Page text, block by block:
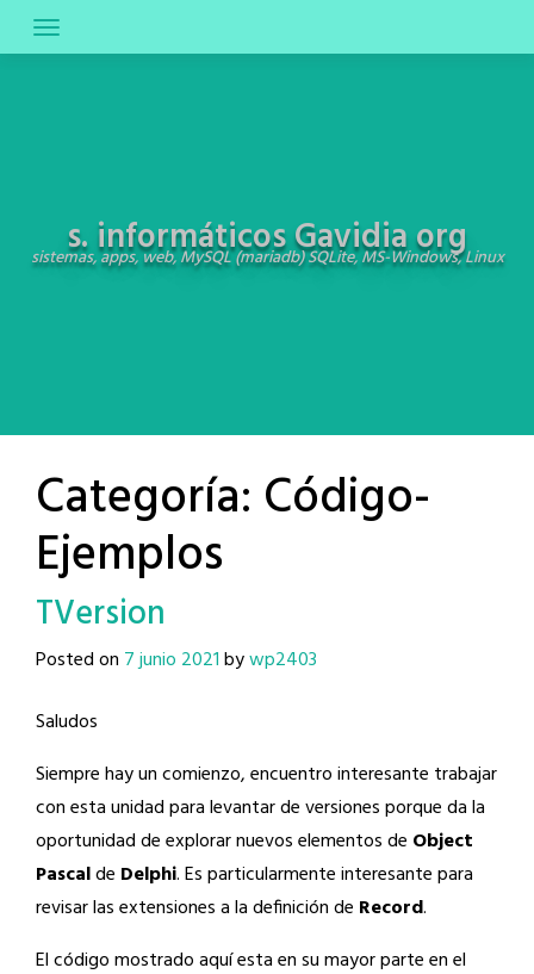
to
s. informáticos Gavidia org
sistemas, apps, web, MySQL (mariadb) SQLite, MS-Windows, Linux
Categoría: Código-
Ejemplos
TVersion
Posted on 7 junio 2021bywp2403
Saludos
Siempre hay un comienzo, encuentro interesante trabajar
con esta unidad para levantar de versiones porque da la
oportunidad de explorar nuevos elementos de Object
Pascalde Delphi. Es particularmente interesante para
revisar las extensiones a la definición de Record.
El código mostrado aquí esta en su mayor parte en el